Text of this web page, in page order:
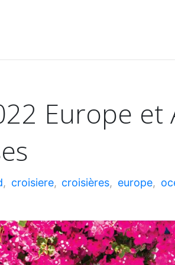
Europe
, croisiere, croisières, europe,